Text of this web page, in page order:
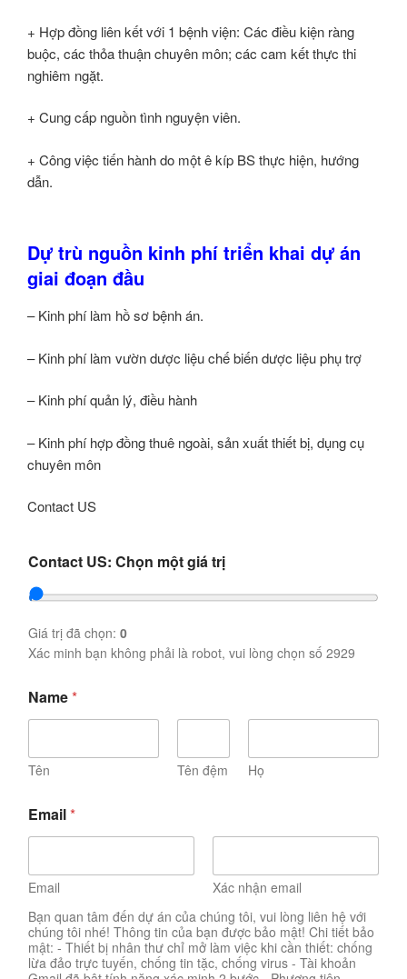
+ Hợp đồng liên kết với 1 bệnh viện: Các điều kiện ràng
buộc, các thỏa thuận chuyên môn; các cam kết thực thi
nghiêm ngặt.
+ Cung cấp nguồn tình nguyện viên.
+ Công việc tiến hành do một ê kíp BS thực hiện, hướng
dẫn.
Dự trù nguồn kinh phí triển khai dự án
giai đoạn đầu
– Kinh phí làm hồ sơ bệnh án.
– Kinh phí làm vườn dược liệu chế biến dược liệu phụ trợ
– Kinh phí quản lý, điều hành
– Kinh phí hợp đồng thuê ngoài, sản xuất thiết bị, dụng cụ
chuyên môn
Contact US
Contact US: Chọn một giá trị
Giá trị đã chọn: 0
Xác minh bạn không phải là robot, vui lòng chọn số 2929
Name*
Tên Tên đệm Họ
Email*
Email
Xác nhận email
Bạn quan tâm đến dự án của chúng tôi, vui lòng liên hệ với
chúng tôi nhé! Thông tin của bạn được bảo mật! Chi tiết bảo
mật: - Thiết bị nhân thư chỉ mở làm việc khi cần thiết: chống
lừa đảo trực tuyến, chống tin tặc, chống virus - Tài khoản